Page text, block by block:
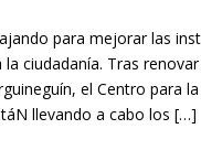
para mejorar las
ciudadanía. Tras
el Centro para
llevando a cabo los […]